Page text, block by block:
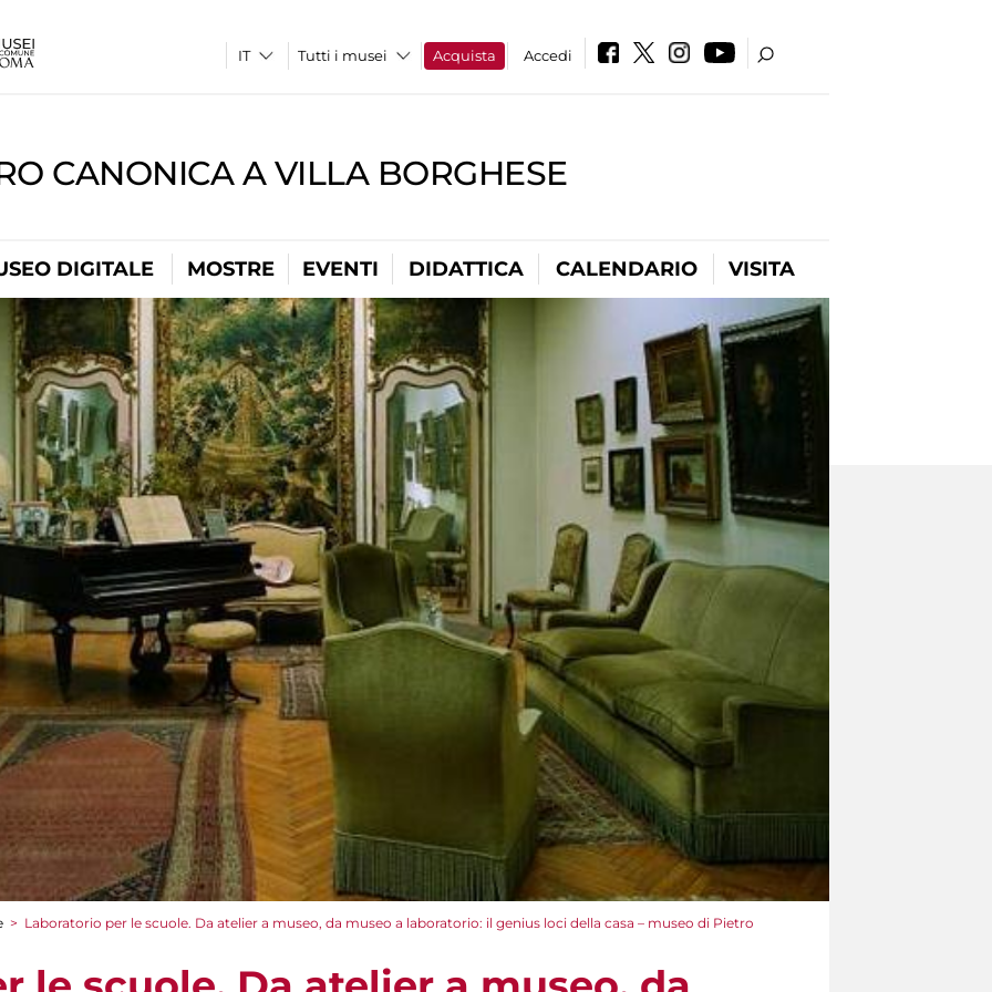
Tutti i musei Acquista Accedi
CANONICA A VILLA BORGHESE
DIGITALE MOSTRE EVENTI DIDATTICA CALENDARIO VISITA
> Laboratorio per le scuole. Da atelier a museo, da museo a laboratorio: il genius loci della casa – museo di Pietro